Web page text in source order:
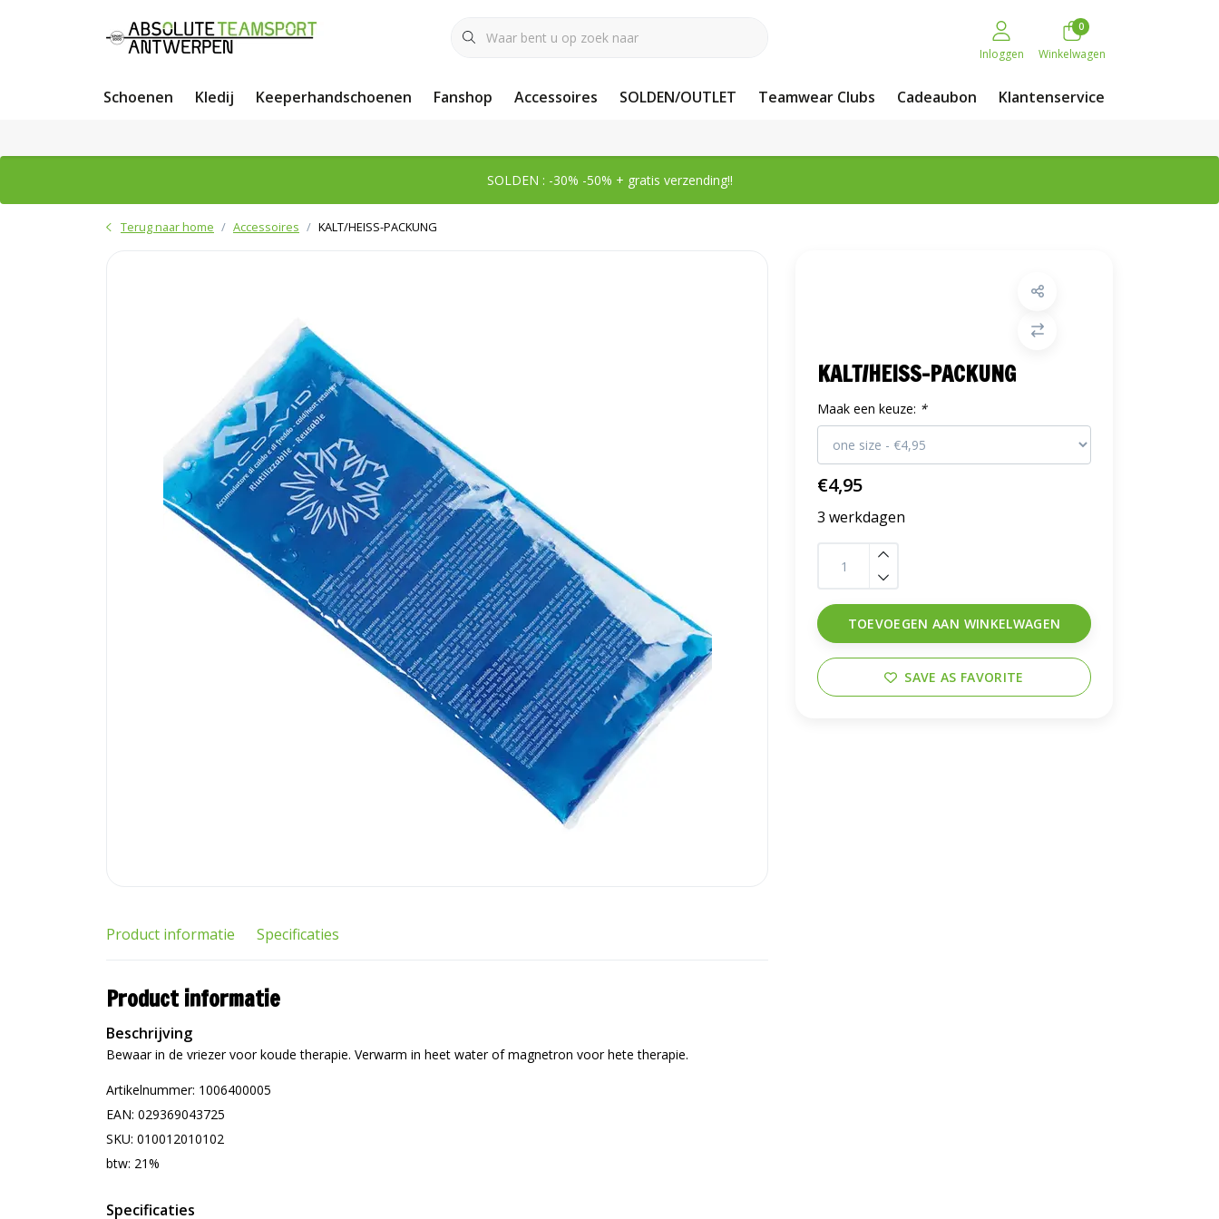
Inloggen
0
Winkelwagen
Schoenen Kledij Keeperhandschoenen Fanshop Accessoires SOLDEN/OUTLET Teamwear Clubs Cadeaubon Klantenservice
SOLDEN : -30% -50% + gratis verzending!!
Terug naar home Accessoires KALT/HEISS-PACKUNG
KALT/HEISS-PACKUNG
Maak een keuze: *
€4,95
3 werkdagen
TOEVOEGEN AAN WINKELWAGEN
SAVE AS FAVORITE
Product informatie Specificaties
Product informatie
Beschrijving
Bewaar in de vriezer voor koude therapie. Verwarm in heet water of magnetron voor hete therapie.
Artikelnummer: 1006400005
EAN: 029369043725
SKU: 010012010102
btw: 21%
Specificaties